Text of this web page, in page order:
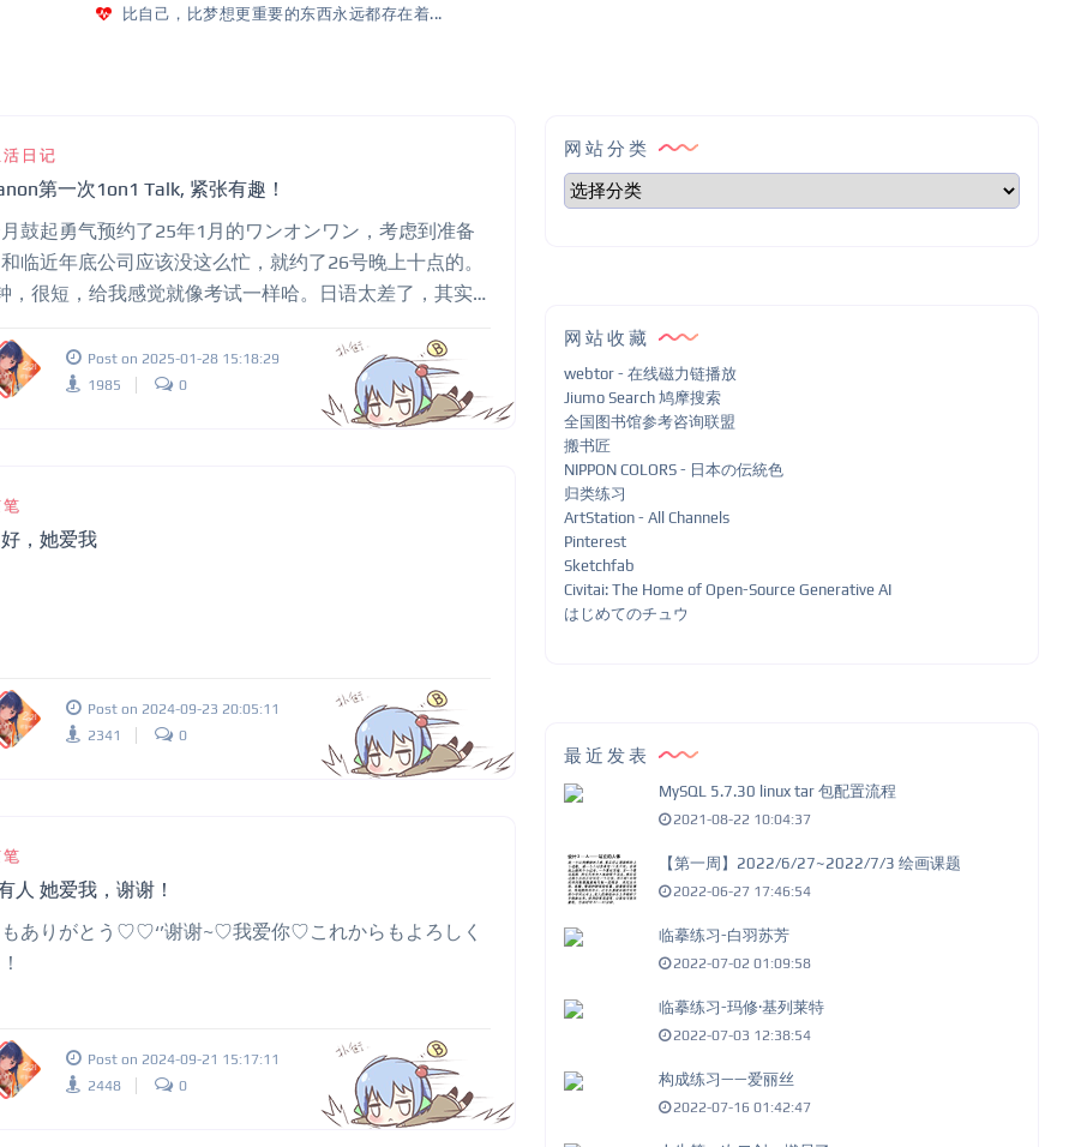
比自己，比梦想更重要的东西永远都存在着...
活日记
第一次1on1 Talk, 紧张有趣！
鼓起勇气预约了25年1月的ワンオンワン，考虑到准备
临近年底公司应该没这么忙，就约了26号晚上十点的。
，很短，给我感觉就像考试一样哈。日语太差了，其实
和ハノンちゃん的谈话记录 谈话提前一个月预约，
叫talkport的app上进行视频的一对一通话。为了准备每
休息时间都在学习标日，晚上睡前偶尔还
Post on 2025-01-28 15:18:29
1985
0
，她爱我
Post on 2024-09-23 20:05:11
2341
0
人 她爱我，谢谢！
ありがとう♡♡‘’谢谢~♡我爱你♡これからもよろしく
Post on 2024-09-21 15:17:11
2448
0
网站分类
网站收藏
webtor - 在线磁力链播放
Jiumo Search 鸠摩搜索
全国图书馆参考咨询联盟
搬书匠
NIPPON COLORS - 日本の伝統色
归类练习
ArtStation - All Channels
Pinterest
Sketchfab
Civitai: The Home of Open-Source Generative AI
はじめてのチュウ
最近发表
MySQL 5.7.30 linux tar 包配置流程
2021-08-22 10:04:37
【第一周】2022/6/27~2022/7/3 绘画课题
2022-06-27 17:46:54
临摹练习-白羽苏芳
2022-07-02 01:09:58
临摹练习-玛修·基列莱特
2022-07-03 12:38:54
构成练习——爱丽丝
2022-07-16 01:42:47